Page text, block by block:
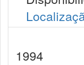
1994